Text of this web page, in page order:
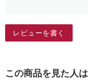
レビューを書く
この商品を見た人